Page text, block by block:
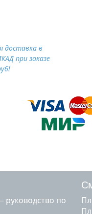
доставка в
при заказе
руководство по